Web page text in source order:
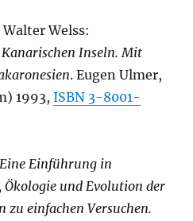
Welss:
Inseln. Mit
. Eugen Ulmer,
1993,ISBN 3-8001-
Eine Einführung in
und Evolution der
einfachen Versuchen.